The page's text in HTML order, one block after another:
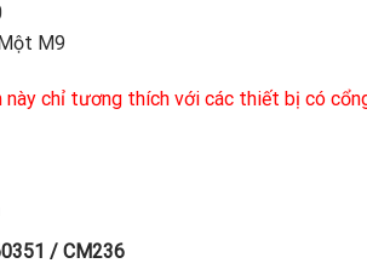
M9
chỉ tương thích với các thiết bị có
/ CM236